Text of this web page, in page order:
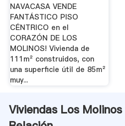
NAVACASA VENDE
FANTÁSTICO PISO
CÉNTRICO en el
CORAZÓN DE LOS
MOLINOS! Vivienda de
111m² construidos, con
una superficie útil de 85m²
muy...
Viviendas Los